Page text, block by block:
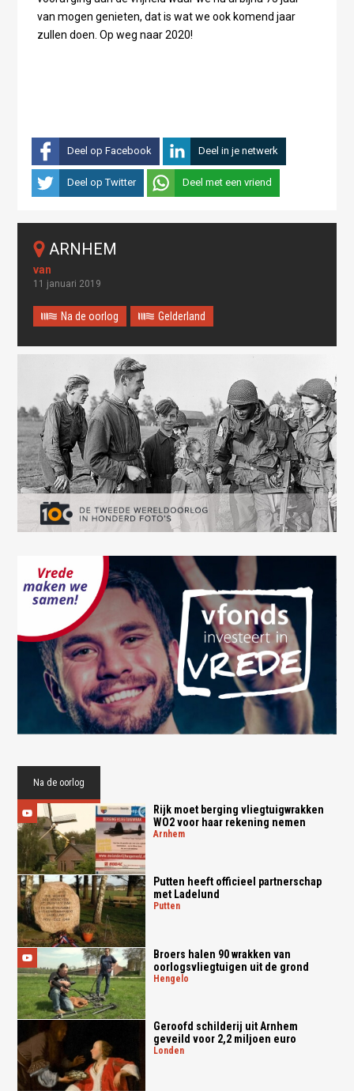
van mogen genieten, dat is wat we ook komend jaar
zullen doen. Op weg naar 2020!
Deel op Facebook Deel in je netwerk
Deel op Twitter Deel met een vriend
ARNHEM
11 januari 2019
Na de oorlog Gelderland
Na de oorlog
Rijk moet berging vliegtuigwrakken
WO2 voor haar rekening nemen
arnhem
Putten heeft officieel partnerschap
met Ladelund
putten
Broers halen 90 wrakken van
oorlogsvliegtuigen uit de grond
hengelo
Geroofd schilderij uit Arnhem
geveild voor 2,2 miljoen euro
londen